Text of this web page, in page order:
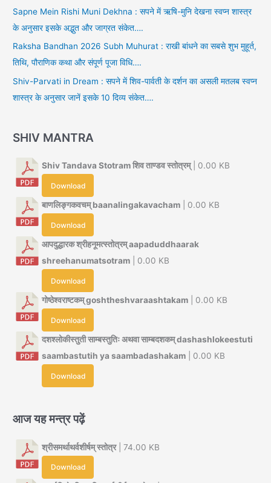
Sapne Mein Rishi Muni Dekhna : सपने में ऋषि-मुनि देखना स्वप्न शास्त्र
के अनुसार इसके अद्भुत और जाग्रत संकेत….
Raksha Bandhan 2026 Subh Muhurat : राखी बांधने का सबसे शुभ मुहूर्त,
तिथि, पौराणिक कथा और संपूर्ण पूजा विधि….
Shiv-Parvati in Dream : सपने में शिव-पार्वती के दर्शन का असली मतलब स्वप्न
शास्त्र के अनुसार जानें इसके 10 दिव्य संकेत….
SHIV MANTRA
Shiv Tandava Stotram शिव ताण्डव स्तोत्रम्| 0.00 KB
Download
बाणलिङ्गकवचम् baanalingakavacham | 0.00 KB
Download
आपदुद्धारक श्रीहनूमत्स्तोत्रम् aapaduddhaarak
shreehanumatsotram | 0.00 KB
Download
गोष्ठेश्वराष्टकम् goshtheshvaraashtakam | 0.00 KB
Download
दशश्लोकीस्तुती साम्बस्तुतिः अथवा साम्बदशकम् dashashlokeestuti
saambastutih ya saambadashakam | 0.00 KB
Download
आज यह मन्त्र पढ़ें
श्रीसमर्थाथर्वशीर्षम् स्तोत्र| 74.00 KB
Download